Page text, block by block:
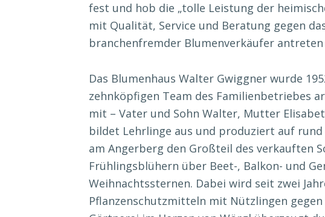
fest und hob die „tolle Leistung der
mit Qualität, Service und Beratung gegen
branchenfremder Blumenverkäufer
Das Blumenhaus Walter Gwiggner wurde
zehnköpfigen Team des Familienbetriebes
mit – Vater und Sohn Walter, Mutter
bildet Lehrlinge aus und produziert auf
am Angerberg den Großteil des verkauften
Frühlingsblühern über Beet-, Balkon- und
Weihnachtssternen. Dabei wird seit zwei
Pflanzenschutzmitteln mit Nützlingen